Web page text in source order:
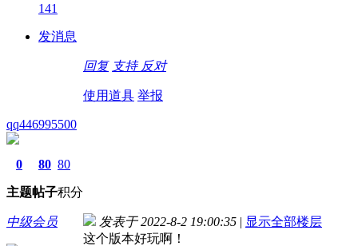
141
发消息
回复 支持 反对
使用道具 举报
qq446995500
0
主题
80
帖子
80
积分
中级会员 发表于 2022-8-2 19:00:35 | 显示全部楼层
这个版本好玩啊！